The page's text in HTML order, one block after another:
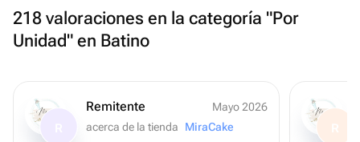
218 valoraciones en la categoría "Por
Unidad" en Batino
Remitente
Mayo 2026
acerca de la tienda
MiraCake R